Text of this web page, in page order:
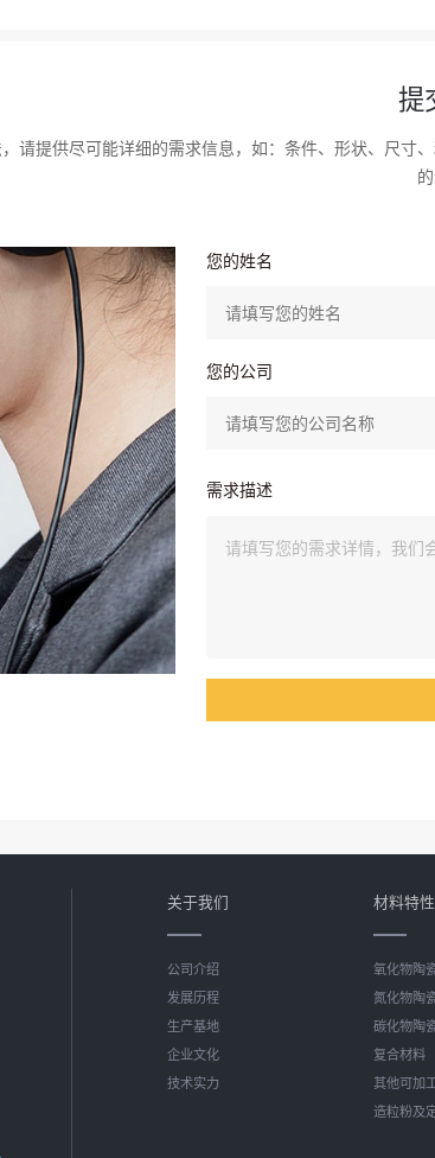
提
请提供尽可能详细的需求信息，如：条件、形状、尺
您的姓名
您的公司
需求描述
关于我们
公司介绍
发展历程
生产基地
企业文化
技术实力
材料特性
氧化物陶
氮化物陶
碳化物陶
复合材料
其他可加
造粒粉及